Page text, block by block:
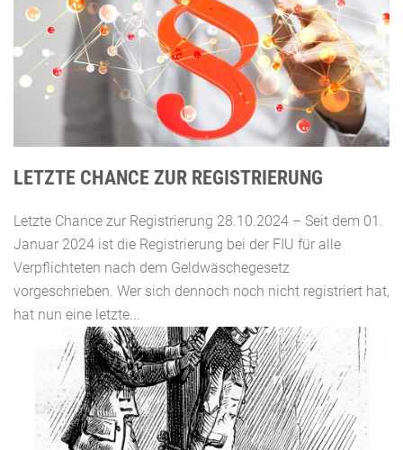
LETZTE CHANCE ZUR REGISTRIERUNG
Letzte Chance zur Registrierung 28.10.2024 – Seit dem 01.
Januar 2024 ist die Registrierung bei der FIU für alle
Verpflichteten nach dem Geldwäschegesetz
vorgeschrieben. Wer sich dennoch noch nicht registriert hat,
hat nun eine letzte...